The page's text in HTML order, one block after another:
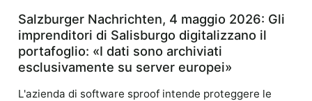
Salzburger Nachrichten, 4 maggio 2026: Gli
imprenditori di Salisburgo digitalizzano il
portafoglio: «I dati sono archiviati
esclusivamente su server europei»
L'azienda di software sproof intende proteggere le